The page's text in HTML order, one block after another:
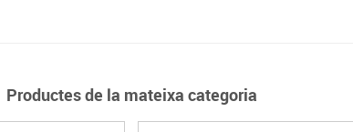
Productes de la mateixa categoria